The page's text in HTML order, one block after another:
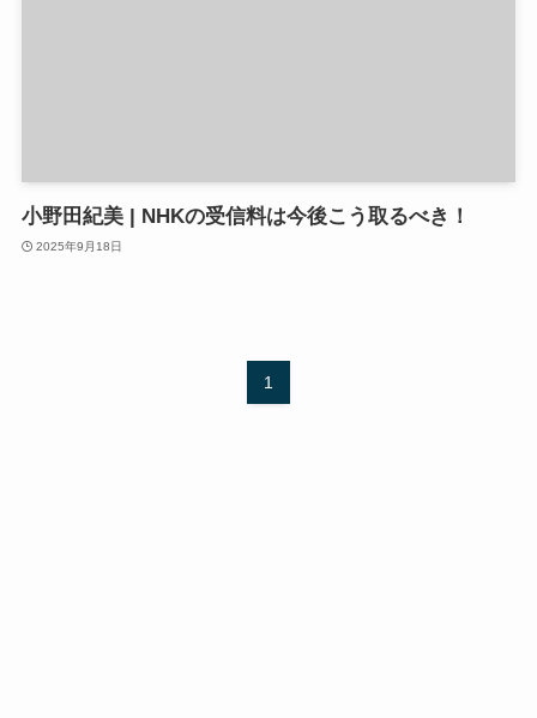
小野田紀美 | NHKの受信料は今後こう取るべき！
2025年9月18日
1